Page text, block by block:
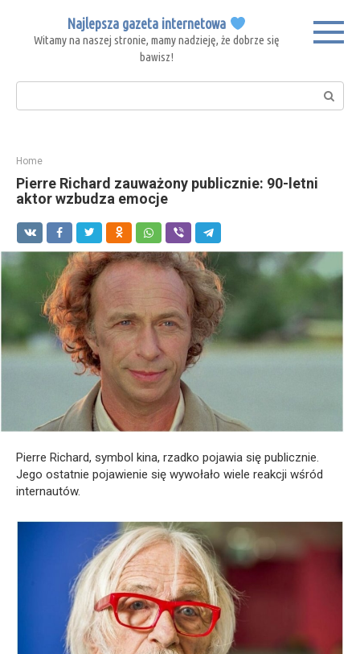
content
Najlepsza gazeta internetowa
Witamy na naszej stronie, mamy nadzieję, że dobrze się
bawisz!
Search:
Home
Pierre Richard zauważony publicznie: 90-letni
aktor wzbudza emocje
Pierre Richard, symbol kina, rzadko pojawia się publicznie.
Jego ostatnie pojawienie się wywołało wiele reakcji wśród
internautów.